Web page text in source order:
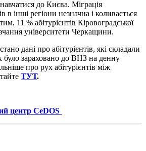
навчатися до Києва. Міграція
в інші регіони незначна і коливається
11 % абітурієнтів Кіровоградської
університети Черкащини.
дані про абітурієнтів, які складали
було зараховано до ВНЗ на денну
про рух абітурієнтів між
ТУТ.
центр CeDOS